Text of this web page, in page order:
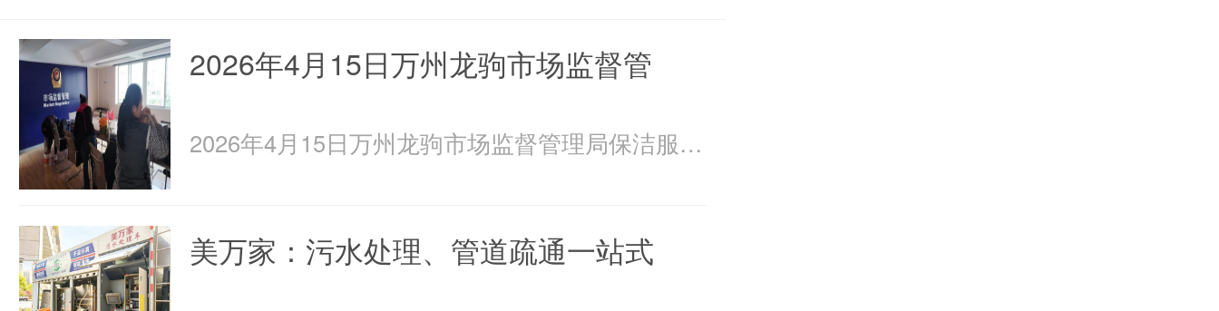
2026年4月15日万州龙驹市场监督管
2026年4月15日万州龙驹市场监督管理局保洁服务由重庆美
美万家：污水处理、管道疏通一站式